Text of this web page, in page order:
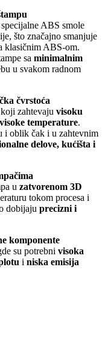
ABS smole
što značajno smanjuje
klasičnim ABS-om.
sa minimalnim
u svakom radnom
čvrstoća
zahtevaju visoku
temperature.
oblik čak i u zahtevnim
delove, kućišta i
u zatvorenom 3D
tokom procesa i
dobijaju precizni i
komponente
su potrebni visoka
i niska emisija